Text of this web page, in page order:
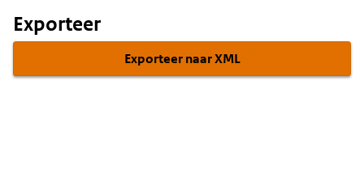
Exporteer
Exporteer naar XML